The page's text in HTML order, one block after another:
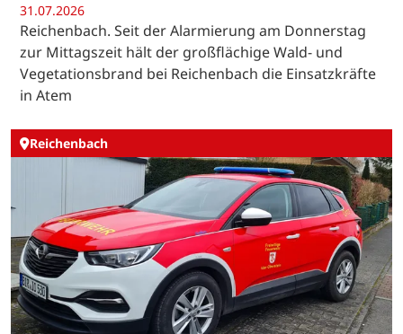
31.07.2026
Reichenbach. Seit der Alarmierung am Donnerstag
zur Mittagszeit hält der großflächige Wald- und
Vegetationsbrand bei Reichenbach die Einsatzkräfte
in Atem
Reichenbach